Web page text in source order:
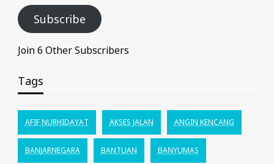
Subscribe
Join 6 Other Subscribers
Tags
AFIF NURHIDAYAT AKSES JALAN ANGIN KENCANG
BANJARNEGARA BANTUAN BANYUMAS